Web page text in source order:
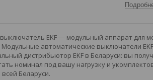
EKF — модульный аппарат для
автоматические выключатели
дистрибьютор EKF в Беларуси: вы
номинал под вашу нагрузку и
Беларуси.